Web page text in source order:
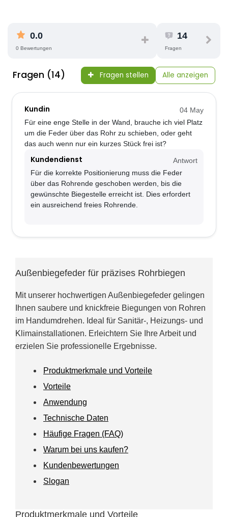
0.0
0 Bewertungen
14
Fragen
Fragen (14) Fragen stellen Alle anzeigen
Kundin
04 May
Für eine enge Stelle in der Wand, brauche ich viel Platz
um die Feder über das Rohr zu schieben, oder geht
das auch wenn nur ein kurzes Stück frei ist?
Kundendienst
Antwort
Für die korrekte Positionierung muss die Feder
über das Rohrende geschoben werden, bis die
gewünschte Biegestelle erreicht ist. Dies erfordert
ein ausreichend freies Rohrende.
Außenbiegefeder für präzises Rohrbiegen
Mit unserer hochwertigen Außenbiegefeder gelingen
Ihnen saubere und knickfreie Biegungen von Rohren
im Handumdrehen. Ideal für Sanitär-, Heizungs- und
Klimainstallationen. Erleichtern Sie Ihre Arbeit und
erzielen Sie professionelle Ergebnisse.
Produktmerkmale und Vorteile
Vorteile
Anwendung
Technische Daten
Häufige Fragen (FAQ)
Warum bei uns kaufen?
Kundenbewertungen
Slogan
Produktmerkmale und Vorteile